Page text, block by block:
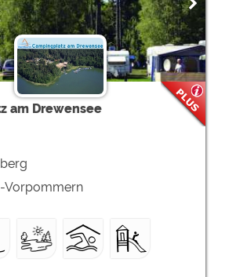
am Drewensee
Vorpommern